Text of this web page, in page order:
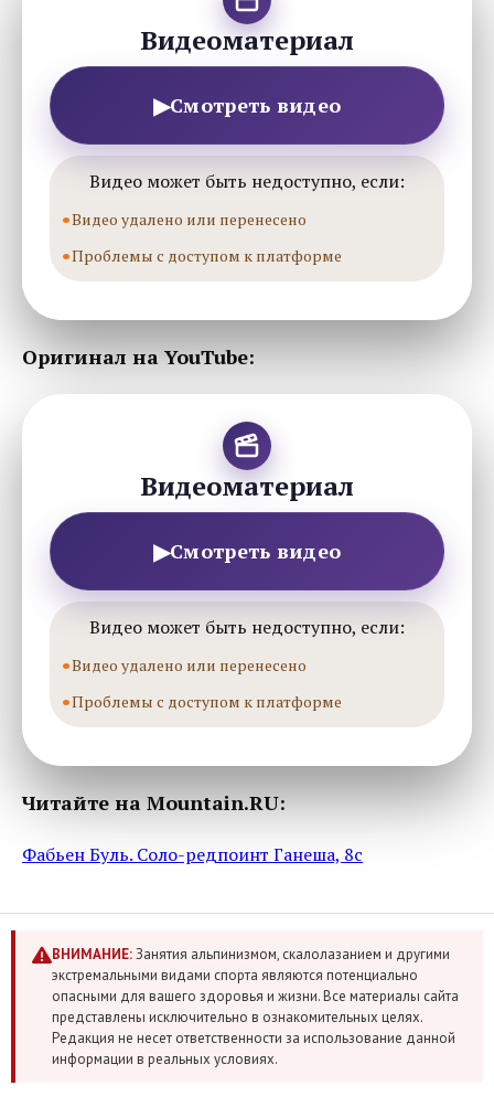
Видеоматериал
▶Смотреть видео
Видео может быть недоступно, если:
Видео удалено или перенесено
Проблемы с доступом к платформе
Оригинал на YouTube:
Видеоматериал
▶Смотреть видео
Видео может быть недоступно, если:
Видео удалено или перенесено
Проблемы с доступом к платформе
Читайте на Mountain.RU:
Фабьен Буль. Соло-редпоинт Ганеша, 8с
ВНИМАНИЕ:Занятия альпинизмом, скалолазанием и другими
экстремальными видами спорта являются потенциально
опасными для вашего здоровья и жизни. Все материалы сайта
представлены исключительно в ознакомительных целях.
Редакция не несет ответственности за использование данной
информации в реальных условиях.